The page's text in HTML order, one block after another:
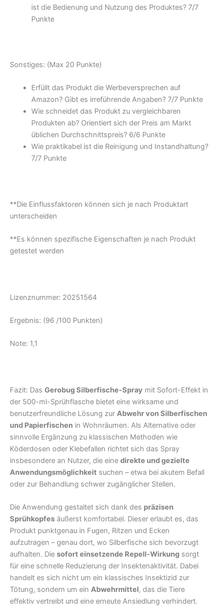
ist die Bedienung und Nutzung des Produktes? 7/7
Punkte
Sonstiges: (Max 20 Punkte)
Erfüllt das Produkt die Werbeversprechen auf
Amazon? Gibt es irreführende Angaben? 7/7 Punkte
Wie schneidet das Produkt zu vergleichbaren
Produkten ab? Orientiert sich der Preis am Markt
üblichen Durchschnittspreis? 6/6 Punkte
Wie praktikabel ist die Reinigung und Instandhaltung?
7/7 Punkte
**Die Einflussfaktoren können sich je nach Produktart
unterscheiden
**Es können spezifische Eigenschaften je nach Produkt
getestet werden
Lizenznummer: 20251564
Ergebnis: (96 /100 Punkten)
Note: 1,1
Fazit: Das Gerobug Silberfische-Spray mit Sofort-Effekt in
der 500-ml-Sprühflasche bietet eine wirksame und
benutzerfreundliche Lösung zur Abwehr von Silberfischen
und Papierfischen in Wohnräumen. Als Alternative oder
sinnvolle Ergänzung zu klassischen Methoden wie
Köderdosen oder Klebefallen richtet sich das Spray
insbesondere an Nutzer, die eine direkte und gezielte
Anwendungsmöglichkeit suchen – etwa bei akutem Befall
oder zur Behandlung schwer zugänglicher Stellen.
Die Anwendung gestaltet sich dank des präzisen
Sprühkopfes äußerst komfortabel. Dieser erlaubt es, das
Produkt punktgenau in Fugen, Ritzen und Ecken
aufzutragen – genau dort, wo Silberfische sich bevorzugt
aufhalten. Die sofort einsetzende Repell-Wirkung sorgt
für eine schnelle Reduzierung der Insektenaktivität. Dabei
handelt es sich nicht um ein klassisches Insektizid zur
Tötung, sondern um ein Abwehrmittel, das die Tiere
effektiv vertreibt und eine erneute Ansiedlung verhindert.